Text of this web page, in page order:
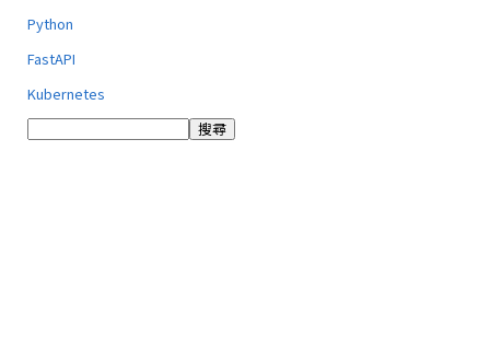
Python
FastAPI
Kubernetes